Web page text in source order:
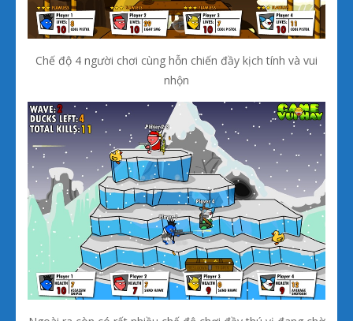
Chế độ 4 người chơi cùng hỗn chiến đầy kịch tính và vui
nhộn